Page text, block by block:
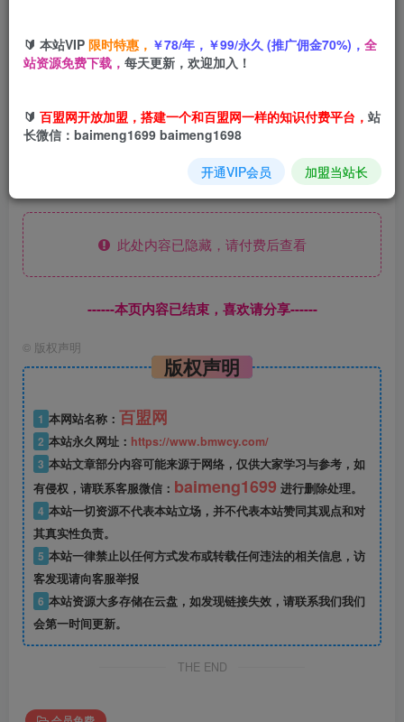
时 人人可做
此处内容已隐藏，请付费后查看
------本页内容已结束，喜欢请分享------
© 版权声明
版权声明
1 本网站名称： 百盟网
2 本站永久网址： https://www.bmwcy.com/
3 本站文章部分内容可能来源于网络，仅供大家学习与参考，如
有侵权，请联系客服微信： baimeng1699 进行删除处理。
4 本站一切资源不代表本站立场，并不代表本站赞同其观点和对
其真实性负责。
5 本站一律禁止以任何方式发布或转载任何违法的相关信息，访
客发现请向客服举报
6 本站资源大多存储在云盘，如发现链接失效，请联系我们我们
会第一时间更新。
THE END
🔰 本站VIP 限时特惠， ￥78/年，￥99/永久 (推广佣金70%)， 全
站资源免费下载， 每天更新，欢迎加入！
🔰 百盟网开放加盟，搭建一个和百盟网一样的知识付费平台， 站
长微信：baimeng1699 baimeng1698
开通VIP会员 加盟当站长